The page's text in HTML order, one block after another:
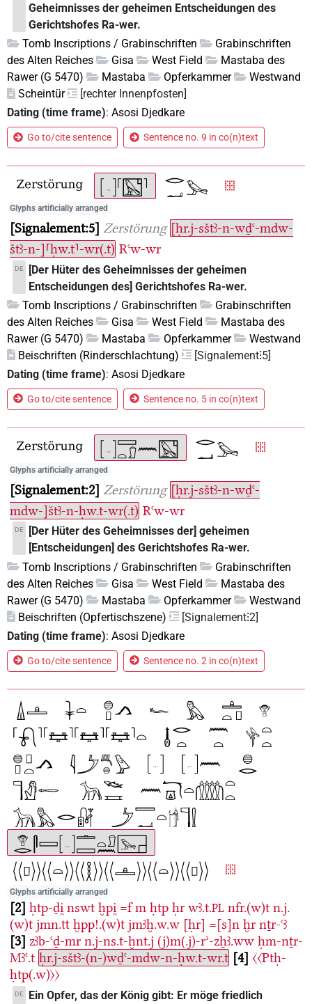
Geheimnisses der geheimen Entscheidungen des
Gerichtshofes Ra-wer.
Tomb Inscriptions / Grabinschriften
Grabinschriften
des Alten Reiches
Gisa West Field
Mastaba des
Rawer (G 5470)
Mastaba Opferkammer
Westwand
Scheintür
[rechter Innenpfosten]
Dating (time frame): Asosi Djedkare
Go to/cite sentence Sentence no. 9 in co(n)text
Glyphs artificially arranged
Signalement:5 Zerstörung [ḥr.j-sštꜣ-n-wḏꜥ-mdw-
štꜣ-n-]⸢ḥw.t⸣-wr(.t) Rꜥw-wr
DE
[Der Hüter des Geheimnisses der geheimen
Entscheidungen des] Gerichtshofes Ra-wer.
Tomb Inscriptions / Grabinschriften
Grabinschriften
des Alten Reiches
Gisa West Field
Mastaba des
Rawer (G 5470)
Mastaba Opferkammer
Westwand
Beischriften (Rinderschlachtung)
[Signalement⁝5]
Dating (time frame): Asosi Djedkare
Go to/cite sentence Sentence no. 5 in co(n)text
Glyphs artificially arranged
Signalement:2 Zerstörung [ḥr.j-sštꜣ-n-wḏꜥ-
mdw-]štꜣ-n-ḥw.t-wr(.t) Rꜥw-wr
DE
[Der Hüter des Geheimnisses der] geheimen
[Entscheidungen] des Gerichtshofes Ra-wer.
Tomb Inscriptions / Grabinschriften
Grabinschriften
des Alten Reiches
Gisa West Field
Mastaba des
Rawer (G 5470)
Mastaba Opferkammer
Westwand
Beischriften (Opfertischszene)
[Signalement⁝2]
Dating (time frame): Asosi Djedkare
Go to/cite sentence Sentence no. 2 in co(n)text
Glyphs artificially arranged
2 ḥtp-ḏi̯ nswt ḫpi̯ =f m ḥtp ḥr wꜣ.t.PL nfr.(w)t n.j.
(w)t jmn.tt ḫpp!.(w)t jmꜣḫ.w.w [ḥr] =[s]n ḫr nṯr-ꜥꜣ
3 zꜣb-ꜥḏ-mr n.j-ns.t-ḫnt.j (j)m(.j)-rʾ-zẖꜣ.ww ḥm-nṯr-
Mꜣꜥ.t ḥr.j-sštꜣ-(n-)wḏꜥ-mdw-n-ḥw.t-wr.t 4 〈〈Ptḥ-
ḥtp(.w)〉〉
DE Ein Opfer, das der König gibt: Er möge friedlich